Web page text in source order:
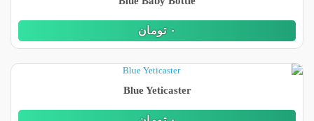
٠ تومان
Blue Yeticaster